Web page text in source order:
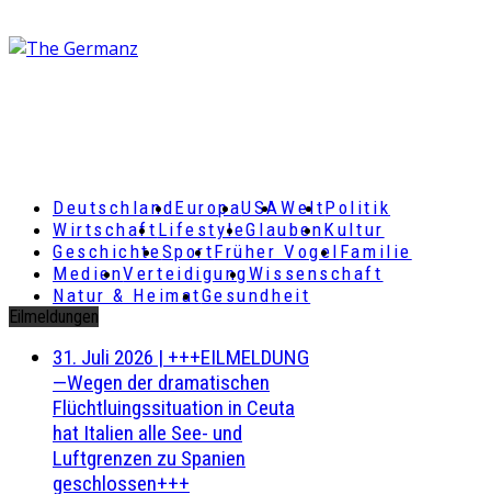
DeutschlandEuropaUSAWeltPolitik
Wirtschaft LifestyleGlaubenKultur
GeschichteSportFrüher Vogel Familie
MedienVerteidigungWissenschaft
Natur & HeimatGesundheit
Eilmeldungen
31. Juli 2026 | +++EILMELDUNG
—Wegen der dramatischen
Flüchtluingssituation in Ceuta
hat Italien alle See- und
Luftgrenzen zu Spanien
geschlossen+++